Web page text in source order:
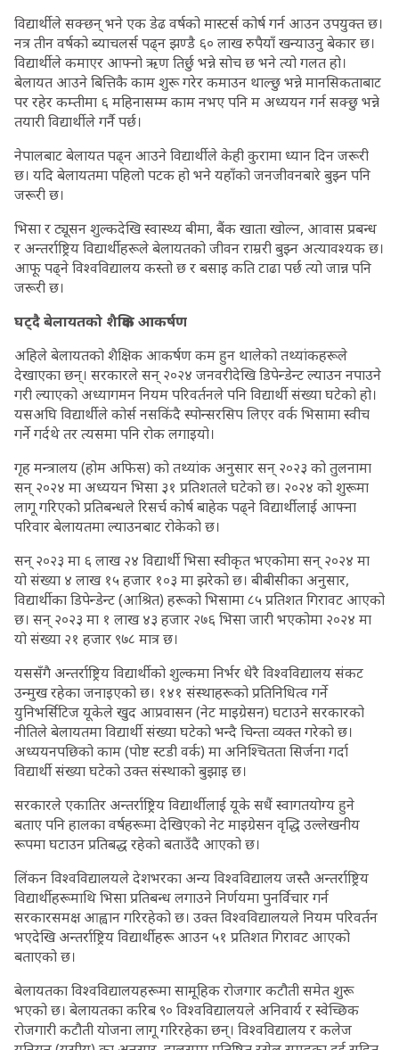
विद्यार्थीले सक्छन् भने एक डेढ वर्षको मास्टर्स कोर्ष गर्न आउन उपयुक्त छ।
नत्र तीन वर्षको ब्याचलर्स पढ्न झण्डै ६० लाख रुपैयाँ खन्याउनु बेकार छ।
विद्यार्थीले कमाएर आफ्नो ऋण तिर्छु भन्ने सोच छ भने त्यो गलत हो।
बेलायत आउने बित्तिकै काम शुरू गरेर कमाउन थाल्छु भन्ने मानसिकताबाट
पर रहेर कम्तीमा ६ महिनासम्म काम नभए पनि म अध्ययन गर्न सक्छु भन्ने
तयारी विद्यार्थीले गर्नै पर्छ।
नेपालबाट बेलायत पढ्न आउने विद्यार्थीले केही कुरामा ध्यान दिन जरूरी
छ। यदि बेलायतमा पहिलो पटक हो भने यहाँको जनजीवनबारे बुझ्न पनि
जरूरी छ।
भिसा र ट्यूसन शुल्कदेखि स्वास्थ्य बीमा, बैंक खाता खोल्न, आवास प्रबन्ध
र अन्तर्राष्ट्रिय विद्यार्थीहरूले बेलायतको जीवन राम्ररी बुझ्न अत्यावश्यक छ।
आफू पढ्ने विश्वविद्यालय कस्तो छ र बसाइ कति टाढा पर्छ त्यो जान्न पनि
जरूरी छ।
घट्दै बेलायतको शैक्षिक आकर्षण
अहिले बेलायतको शैक्षिक आकर्षण कम हुन थालेको तथ्यांकहरूले
देखाएका छन्। सरकारले सन् २०२४ जनवरीदेखि डिपेन्डेन्ट ल्याउन नपाउने
गरी ल्याएको अध्यागमन नियम परिवर्तनले पनि विद्यार्थी संख्या घटेको हो।
यसअघि विद्यार्थीले कोर्स नसकिंदै स्पोन्सरसिप लिएर वर्क भिसामा स्वीच
गर्ने गर्दथे तर त्यसमा पनि रोक लगाइयो।
गृह मन्त्रालय (होम अफिस) को तथ्यांक अनुसार सन् २०२३ को तुलनामा
सन् २०२४ मा अध्ययन भिसा ३१ प्रतिशतले घटेको छ। २०२४ को शुरूमा
लागू गरिएको प्रतिबन्धले रिसर्च कोर्ष बाहेक पढ्ने विद्यार्थीलाई आफ्ना
परिवार बेलायतमा ल्याउनबाट रोकेको छ।
सन् २०२३ मा ६ लाख २४ विद्यार्थी भिसा स्वीकृत भएकोमा सन् २०२४ मा
यो संख्या ४ लाख १५ हजार १०३ मा झरेको छ। बीबीसीका अनुसार,
विद्यार्थीका डिपेन्डेन्ट (आश्रित) हरूको भिसामा ८५ प्रतिशत गिरावट आएको
छ। सन् २०२३ मा १ लाख ४३ हजार २७६ भिसा जारी भएकोमा २०२४ मा
यो संख्या २१ हजार ९७८ मात्र छ।
यससँगै अन्तर्राष्ट्रिय विद्यार्थीको शुल्कमा निर्भर धेरै विश्वविद्यालय संकट
उन्मुख रहेका जनाइएको छ। १४१ संस्थाहरूको प्रतिनिधित्व गर्ने
युनिभर्सिटिज यूकेले खुद आप्रवासन (नेट माइग्रेसन) घटाउने सरकारको
नीतिले बेलायतमा विद्यार्थी संख्या घटेको भन्दै चिन्ता व्यक्त गरेको छ।
अध्ययनपछिको काम (पोष्ट स्टडी वर्क) मा अनिश्चितता सिर्जना गर्दा
विद्यार्थी संख्या घटेको उक्त संस्थाको बुझाइ छ।
सरकारले एकातिर अन्तर्राष्ट्रिय विद्यार्थीलाई यूके सधैं स्वागतयोग्य हुने
बताए पनि हालका वर्षहरूमा देखिएको नेट माइग्रेसन वृद्धि उल्लेखनीय
रूपमा घटाउन प्रतिबद्ध रहेको बताउँदै आएको छ।
लिंकन विश्वविद्यालयले देशभरका अन्य विश्वविद्यालय जस्तै अन्तर्राष्ट्रिय
विद्यार्थीहरूमाथि भिसा प्रतिबन्ध लगाउने निर्णयमा पुनर्विचार गर्न
सरकारसमक्ष आह्वान गरिरहेको छ। उक्त विश्वविद्यालयले नियम परिवर्तन
भएदेखि अन्तर्राष्ट्रिय विद्यार्थीहरू आउन ५१ प्रतिशत गिरावट आएको
बताएको छ।
बेलायतका विश्वविद्यालयहरूमा सामूहिक रोजगार कटौती समेत शुरू
भएको छ। बेलायतका करिब ९० विश्वविद्यालयले अनिवार्य र स्वेच्छिक
रोजगारी कटौती योजना लागू गरिरहेका छन्। विश्वविद्यालय र कलेज